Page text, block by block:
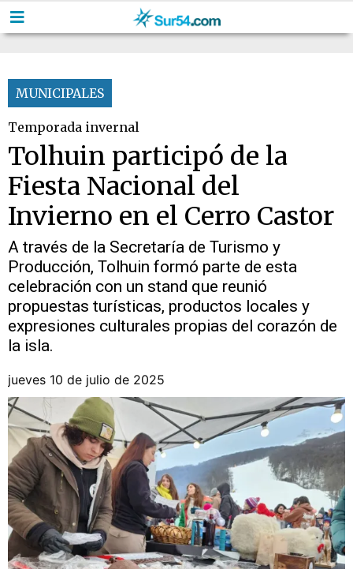
MUNICIPALES
Temporada invernal
Tolhuin participó de la
Fiesta Nacional del
Invierno en el Cerro Castor
A través de la Secretaría de Turismo y
Producción, Tolhuin formó parte de esta
celebración con un stand que reunió
propuestas turísticas, productos locales y
expresiones culturales propias del corazón de
la isla.
jueves 10 de julio de 2025